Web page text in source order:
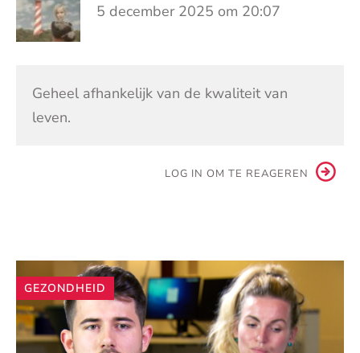
5 december 2025 om 20:07
Geheel afhankelijk van de kwaliteit van
leven.
LOG IN OM TE REAGEREN
Andere
artikelen
GEZONDHEID